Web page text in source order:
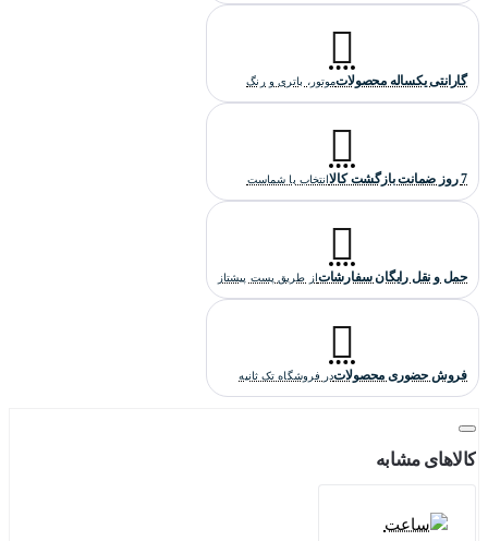
کیفیت هایکپی است(گرید A+++) .
گارانتی یکساله محصولاتموتور، باتری و رنگ
7 روز ضمانت بازگشت کالا انتخاب با شماست
حمل و نقل رایگان سفارشاتاز طریق پست پیشتاز
فروش حضوری محصولاتدر فروشگاه تک ثانیه
کالاهای مشابه